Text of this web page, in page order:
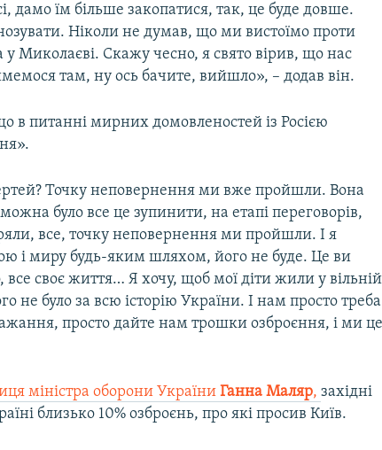
дамо їм більше закопатися, так, це буде довше.
Ніколи не думав, що ми вистоїмо проти
у Миколаєві. Скажу чесно, я свято вірив, що нас
там, ну ось бачите, вийшло», – додав він.
в питанні мирних домовленостей із Росією
Точку неповернення ми вже пройшли. Вона
було все це зупинити, на етапі переговорів,
все, точку неповернення ми пройшли. І я
і миру будь-яким шляхом, його не буде. Це ви
все своє життя… Я хочу, щоб мої діти жили у вільній
не було за всю історію України. І нам просто треба
просто дайте нам трошки озброєння, і ми це
міністра оборони УкраїниГанна Маляр,західні
близько 10% озброєнь, про які просив Київ.